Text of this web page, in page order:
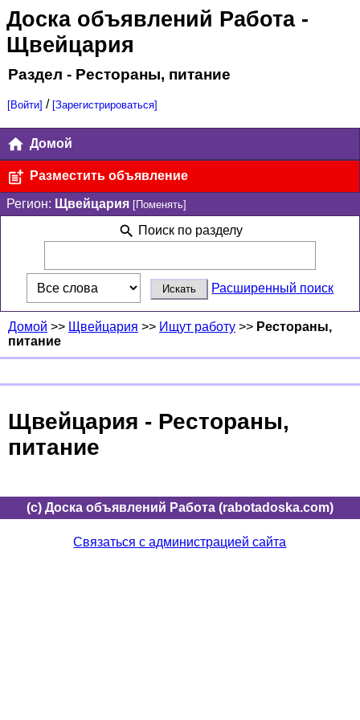
Доска объявлений Работа-
Щвейцария
Раздел - Рестораны, питание
[Войти] / [Зарегистрироваться]
Домой
Разместить объявление
Регион: Щвейцария [Поменять]
Поиск по разделу
Расширенный поиск
Домой >> Щвейцария >> Ищут работу >> Рестораны,
питание
Щвейцария - Рестораны,
питание
(c) Доска объявлений Работа (rabotadoska.com)
Связаться с администрацией сайта